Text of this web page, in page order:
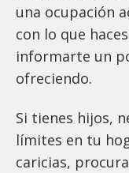
una ocupación
con lo que
informarte un
ofreciendo.
Si tienes hijos,
límites en tu
caricias,